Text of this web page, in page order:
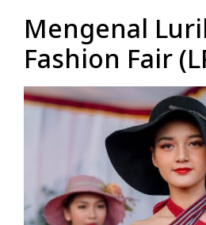
Mengenal
Fashion Fair